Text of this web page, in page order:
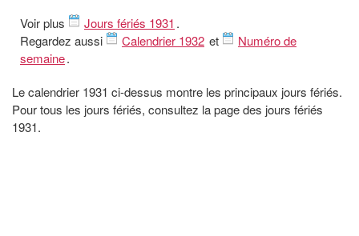
Voir plus
Jours fériés 1931 .
Regardez aussi
Calendrier 1932 et
Numéro de
semaine.
Le calendrier 1931 ci-dessus montre les principaux jours fériés.
Pour tous les jours fériés, consultez la page des jours fériés
1931.